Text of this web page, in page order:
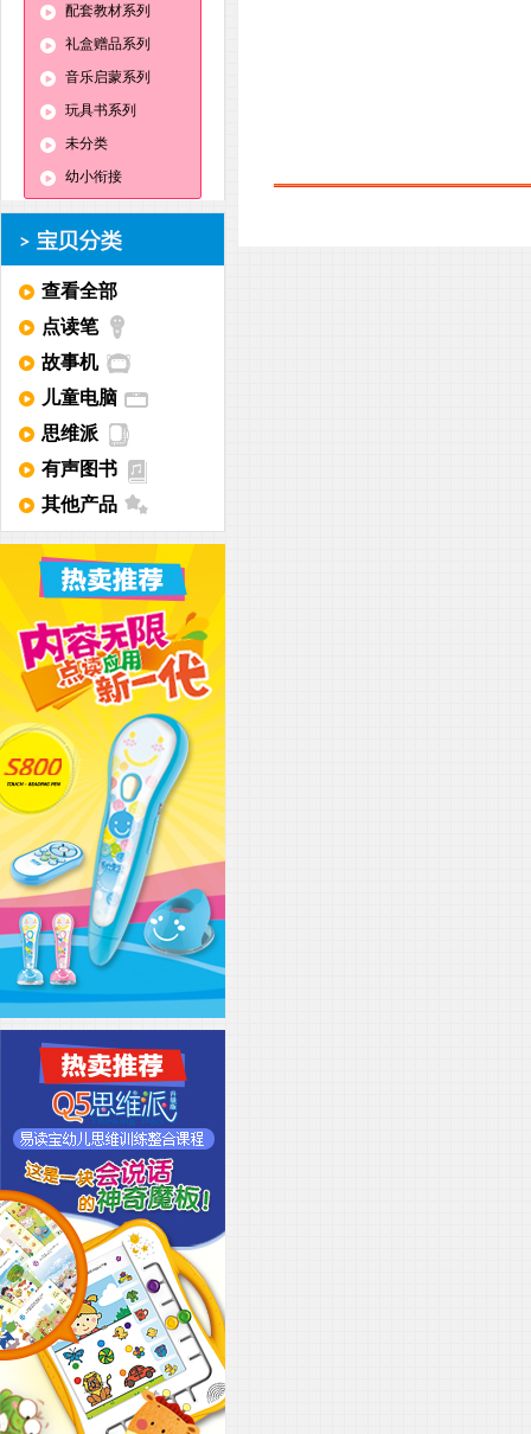
配套教材系列
礼盒赠品系列
音乐启蒙系列
玩具书系列
未分类
幼小衔接
查看全部
点读笔
故事机
儿童电脑
思维派
有声图书
其他产品